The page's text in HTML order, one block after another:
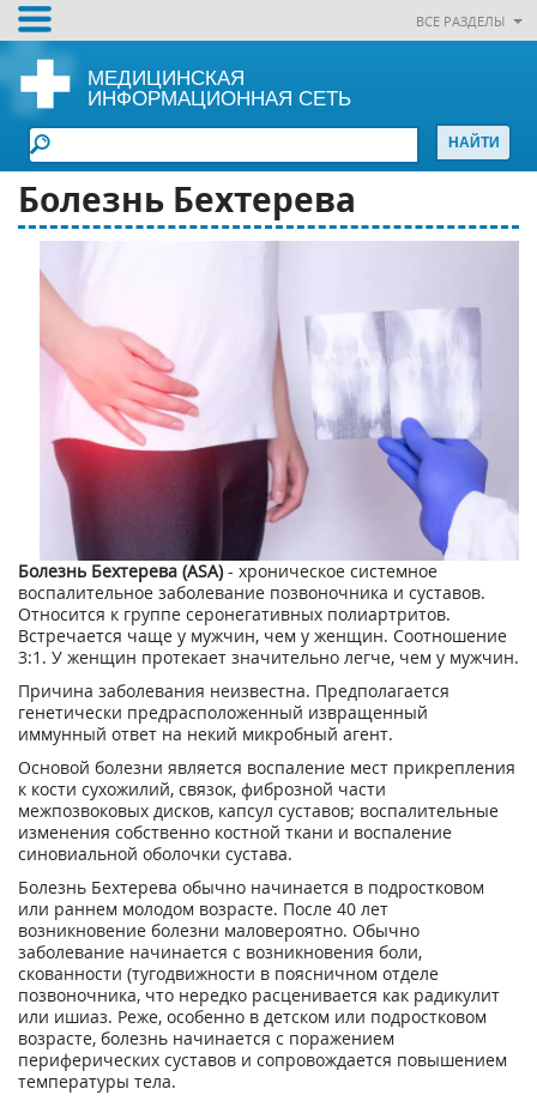
ВСЕ РАЗДЕЛЫ
МЕДИЦИНСКАЯ
ИНФОРМАЦИОННАЯ СЕТЬ
Болезнь Бехтерева
Болезнь Бехтерева (ASA)- хроническое системное
воспалительное заболевание позвоночника и суставов.
Относится к группе серонегативных полиартритов.
Встречается чаще у мужчин, чем у женщин. Соотношение
3:1. У женщин протекает значительно легче, чем у мужчин.
Причина заболевания неизвестна. Предполагается
генетически предрасположенный извращенный
иммунный ответ на некий микробный агент.
Основой болезни является воспаление мест прикрепления
к кости сухожилий, связок, фиброзной части
межпозвоковых дисков, капсул суставов; воспалительные
изменения собственно костной ткани и воспаление
синовиальной оболочки сустава.
Болезнь Бехтерева обычно начинается в подростковом
или раннем молодом возрасте. После 40 лет
возникновение болезни маловероятно. Обычно
заболевание начинается с возникновения боли,
скованности (тугодвижности в поясничном отделе
позвоночника, что нередко расценивается как радикулит
или ишиаз. Реже, особенно в детском или подростковом
возрасте, болезнь начинается с поражением
периферических суставов и сопровождается повышением
температуры тела.